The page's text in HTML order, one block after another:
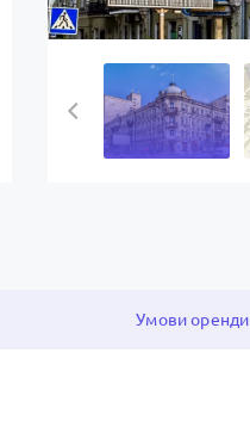
Умови оренди